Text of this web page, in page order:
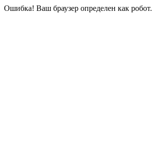
Ошибка! Ваш браузер определен как робот.